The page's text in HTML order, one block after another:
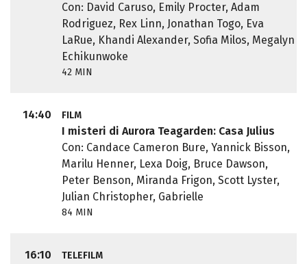
Con: David Caruso, Emily Procter, Adam
Rodriguez, Rex Linn, Jonathan Togo, Eva
LaRue, Khandi Alexander, Sofia Milos, Megalyn
Echikunwoke
42 MIN
14:40 FILM
I misteri di Aurora Teagarden: Casa Julius
Con: Candace Cameron Bure, Yannick Bisson,
Marilu Henner, Lexa Doig, Bruce Dawson,
Peter Benson, Miranda Frigon, Scott Lyster,
Julian Christopher, Gabrielle
84 MIN
16:10 TELEFILM